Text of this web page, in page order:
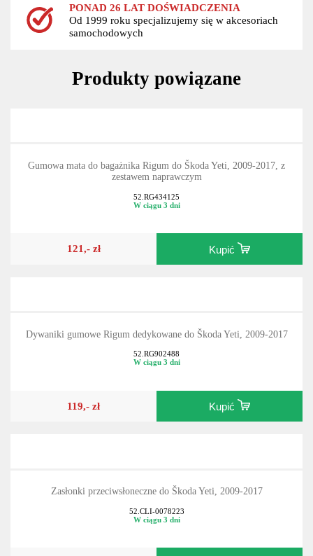
PONAD 26 LAT DOŚWIADCZENIA
Od 1999 roku specjalizujemy się w akcesoriach
samochodowych
Produkty powiązane
Gumowa mata do bagażnika Rigum do Škoda Yeti, 2009-2017, z
zestawem naprawczym
52.RG434125
W ciągu 3 dni
121,- zł Kupić
Dywaniki gumowe Rigum dedykowane do Škoda Yeti, 2009-2017
52.RG902488
W ciągu 3 dni
119,- zł Kupić
Zasłonki przeciwsłoneczne do Škoda Yeti, 2009-2017
52.CLI-0078223
W ciągu 3 dni